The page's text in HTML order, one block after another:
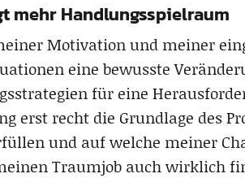
mehr Handlungsspielraum
Motivation und meiner
eine bewusste
für eine
erst recht die Grundlage des
und auf welche meiner
Traumjob auch wirklich